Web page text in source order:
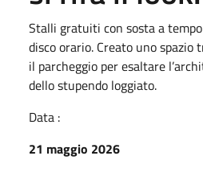
Stalli gratuiti con sosta a
disco orario. Creato uno spazio
il parcheggio per esaltare
dello stupendo loggiato.
Data :
21 maggio 2026